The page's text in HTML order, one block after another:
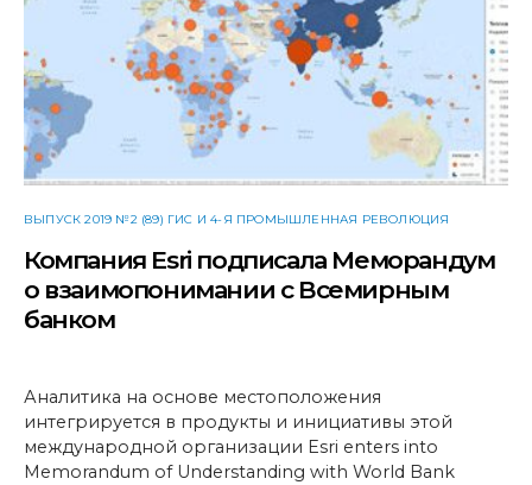
ВЫПУСК 2019 №2 (89) ГИС И 4-Я ПРОМЫШЛЕННАЯ РЕВОЛЮЦИЯ
Компания Esri подписала Меморандум
о взаимопонимании с Всемирным
банком
Аналитика на основе местоположения
интегрируется в продукты и инициативы этой
международной организации Esri enters into
Memorandum of Understanding with World Bank